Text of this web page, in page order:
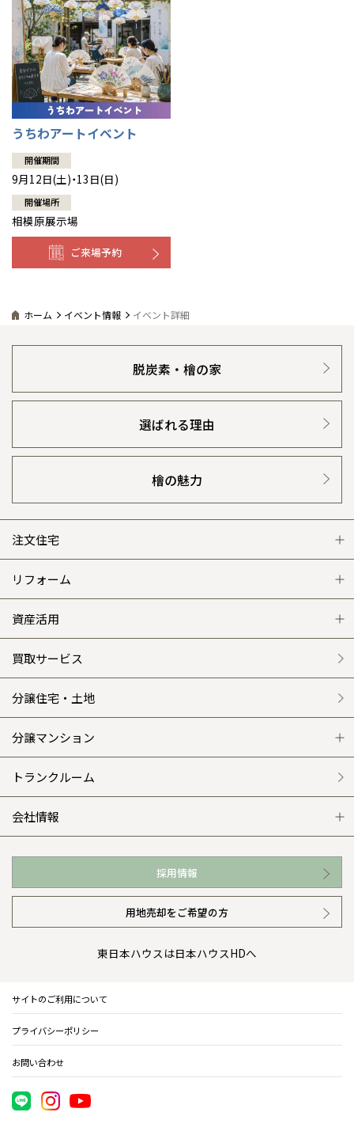
うちわアートイベント
開催期間
9月12日(土)・13日(日)
開催場所
相模原展示場
ご来場予約
ホーム イベント情報 イベント詳細
脱炭素・檜の家
選ばれる理由
檜の魅力
注文住宅
注文住宅 トップ
グレートステージ
クレステージ
施工事例
平屋の家
外観・インテリア集
WEB住宅展示場
お近くの展示場
イベント情報
住まいのコラム
住まいのお手入れ集
リフォーム
リフォーム トップ
リフォームメニュー
選ばれる理由
リフォームの流れ
介護保険利用で快適リフォーム
カタログ請求（無料）
資産活用
資産活用 トップ
賃貸併用住宅のメリット
安心のサポートシステム
商品紹介
展示場案内
買取サービス
分譲住宅・土地
分譲マンション
分譲マンション トップ
ワザックとは
高い信頼性
安心の管理体制
トランクルーム
会社情報
会社情報 トップ
ニュースリリース
会社概要
事業部紹介
IR情報
採用情報
用地売却をご希望の方
東日本ハウスは日本ハウスHDへ
サイトのご利用について
プライバシーポリシー
お問い合わせ